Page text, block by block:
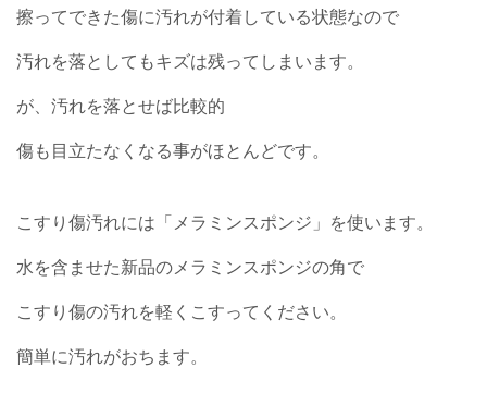
擦ってできた傷に汚れが付着している状態なので
汚れを落としてもキズは残ってしまいます。
が、汚れを落とせば比較的
傷も目立たなくなる事がほとんどです。
こすり傷汚れには「メラミンスポンジ」を使います。
水を含ませた新品のメラミンスポンジの角で
こすり傷の汚れを軽くこすってください。
簡単に汚れがおちます。